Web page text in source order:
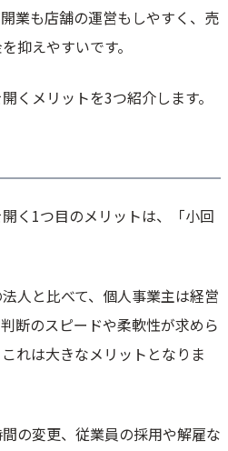
がお得！
業も店舗の運営もしやすく、売
抑えやすいです。
くメリットを3つ紹介します。
く1つ目のメリットは、「小回
人と比べて、個人事業主は経営
断のスピードや柔軟性が求めら
れは大きなメリットとなりま
の変更、従業員の採用や解雇な